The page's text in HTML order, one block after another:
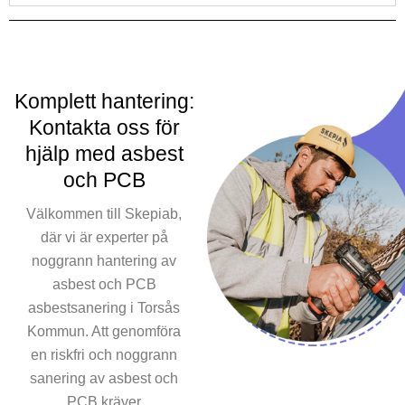
invånarnas hälsa. Vår
regler och standarder
genomför vi Torsås
Kommuns asbest enligt
högsta standard. Våra
certifierade team av
utbildade tekniker är
kunniga för att utföra alla
aspekter av
asbestsaneringen och
garantera att utrymmen är
Komplett hantering:
Kontakta oss för
hjälp med asbest
och PCB
Välkommen till Skepiab,
där vi är experter på
noggrann hantering av
asbest och PCB
asbestsanering i Torsås
Kommun. Att genomföra
en riskfri och noggrann
sanering av asbest och